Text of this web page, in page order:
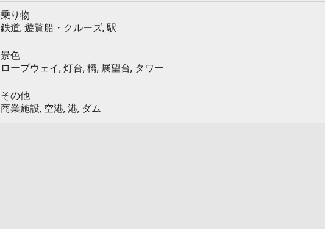
乗り物
鉄道, 遊覧船・クルーズ, 駅
景色
ロープウェイ, 灯台, 橋, 展望台, タワー
その他
商業施設, 空港, 港, ダム